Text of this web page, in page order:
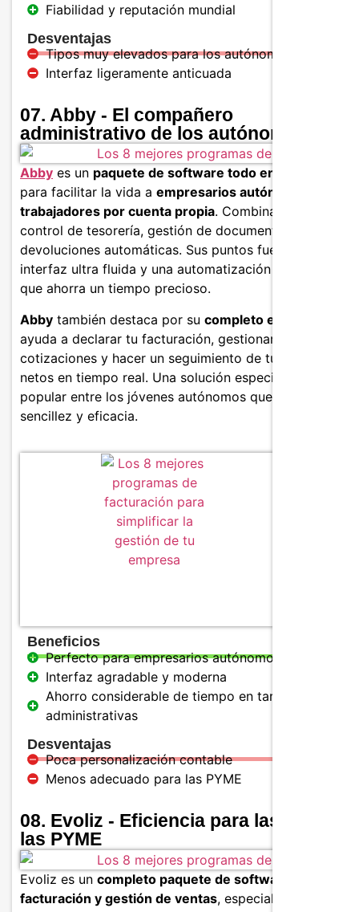
Fiabilidad y reputación mundial
Desventajas
Tipos muy elevados para los autónomos
Interfaz ligeramente anticuada
07. Abby - El compañero
administrativo de los autónomos
Abby es un paquete de software todo en uno
para facilitar la vida a empresarios autónomos y
trabajadores por cuenta propia. Combina facturación,
control de tesorería, gestión de documentos y
devoluciones automáticas. Sus puntos fuertes: una
interfaz ultra fluida y una automatización inteligente
que ahorra un tiempo precioso.
Abby también destaca por su completo ecosistema
ayuda a declarar tu facturación, gestionar tus
cotizaciones y hacer un seguimiento de tus ingresos
netos en tiempo real. Una solución especialmente
popular entre los jóvenes autónomos que buscan
sencillez y eficacia.
Beneficios
Perfecto para empresarios autónomos
Interfaz agradable y moderna
Ahorro considerable de tiempo en tareas
administrativas
Desventajas
Poca personalización contable
Menos adecuado para las PYME
08. Evoliz - Eficiencia para las VSE y
las PYME
Evoliz es un completo paquete de software de
facturación y gestión de ventas, especialmente